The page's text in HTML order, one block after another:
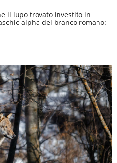
il lupo trovato investito in
alpha del branco romano: